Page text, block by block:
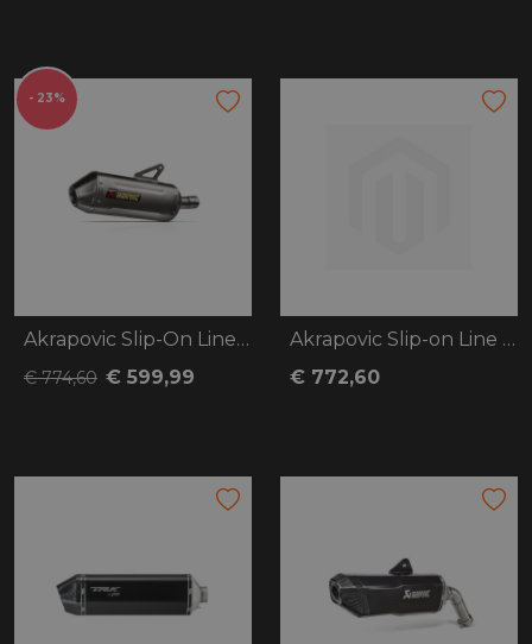
- 23%
Akrapovic Slip-On Line (Titanium) CFMoto
€ 774,60 € 599,99
Akrapovic Slip-on Line CFMoto 800 MT-X
€ 772,60